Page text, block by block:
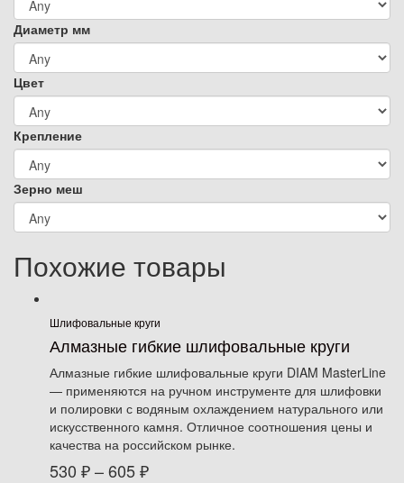
Диаметр мм
Цвет
Крепление
Зерно меш
Похожие товары
Шлифовальные круги
Алмазные гибкие шлифовальные круги
Алмазные гибкие шлифовальные круги DIAM MasterLine
— применяются на ручном инструменте для шлифовки
и полировки с водяным охлаждением натурального или
искусственного камня. Отличное соотношения цены и
качества на российском рынке.
530 ₽–605₽